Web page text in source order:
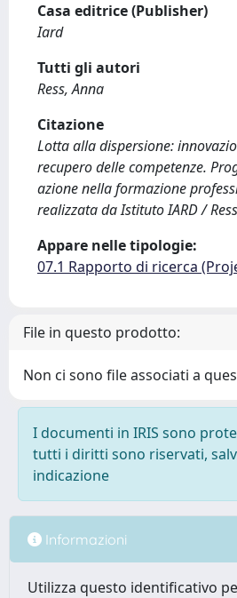
Casa editrice (Publisher)
Iard
Tutti gli autori
Ress, Anna
Citazione
Lotta alla dispersione:
recupero delle competenze.
azione nella formazione
realizzata da Istituto IARD /
Appare nelle tipologie:
07.1 Rapporto di ricerca
File in questo prodotto:
Non ci sono file associati a
I documenti in IRIS sono
tutti i diritti sono riservati,
indicazione
Informazioni
Utilizza questo identificativo